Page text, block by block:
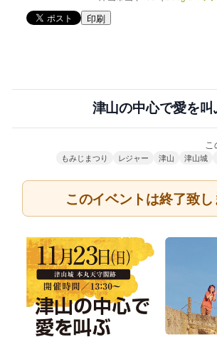
印刷
津山の中心で愛を叫
こ
もみじまつり レジャー 津山 津山城
このイベントは終了致し